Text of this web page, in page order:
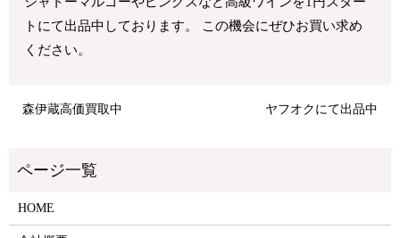
トにて出品中しております。 この機会にぜひお買い求め
ください。
森伊蔵高価買取中 ヤフオクにて出品中
HOME